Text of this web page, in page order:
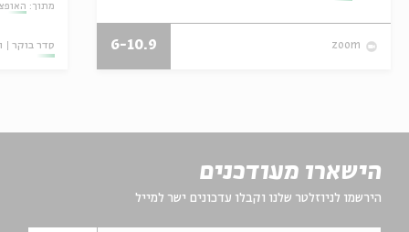
zoom
6-10.9
מתוך:
סדר בוקר
הישארו מעודכנים
הירשמו לניוזלטר שלנו וקבלו עדכונים ישר למייל